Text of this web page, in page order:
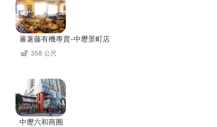
蕃薯藤有機專賣-中壢景町店
358 公尺
中壢六和商圈